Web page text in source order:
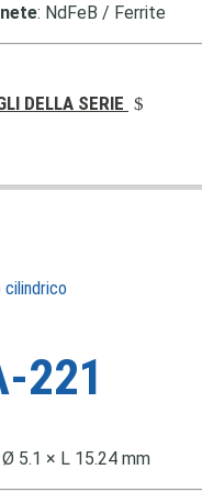
: NdFeB / Ferrite
DELLA SERIE
cilindrico
221
Ø 5.1 × L 15.24 mm